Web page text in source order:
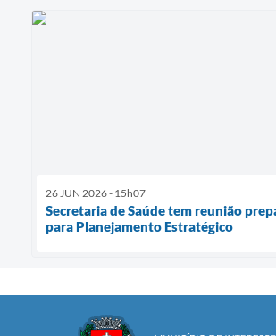
26 JUN 2026 - 15h07
Secretaria de Saúde tem reunião
para Planejamento Estratégico